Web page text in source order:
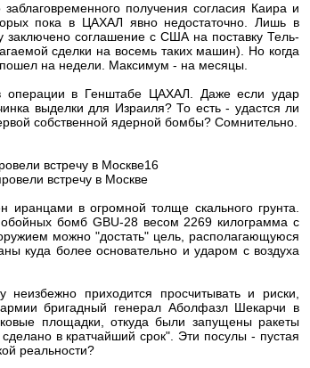
получения согласия Каира и
пока в ЦАХАЛ явно недостаточно. Лишь в
заключено соглашение с США на поставку Тель-
сделки на восемь таких машин). Но когда
на недели. Максимум - на месяцы.
операции в Генштабе ЦАХАЛ. Даже если удар
выделки для Израиля? То есть - удастся ли
собственной ядерной бомбы? Сомнительно.
встречу в Москве16
встречу в Москве
в огромной толще скального грунта.
бомб GBU-28 весом 2269 килограмма с
можно "достать" цель, располагающуюся
куда более основательно и ударом с воздуха
приходится просчитывать и риски,
бригадный генерал Аболфазл Шекарчи в
площадки, откуда были запущены ракеты
в кратчайший срок". Эти посулы - пустая
реальности?